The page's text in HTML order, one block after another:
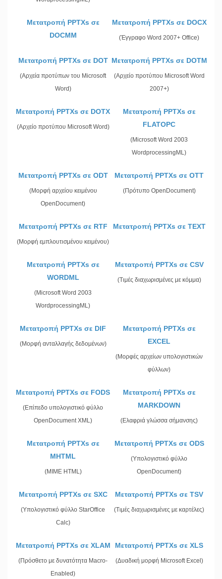
Μετατροπή PPTXs σε
DOCMM
Μετατροπή PPTXs σε DOCX
(Έγγραφο Word 2007+ Office)
Μετατροπή PPTXs σε DOT
(Αρχεία προτύπων του Microsoft
Word)
Μετατροπή PPTXs σε DOTM
(Αρχείο προτύπου Microsoft Word
2007+)
Μετατροπή PPTXs σε DOTX
(Αρχείο προτύπου Microsoft Word)
Μετατροπή PPTXs σε
FLATOPC
(Microsoft Word 2003
WordprocessingML)
Μετατροπή PPTXs σε ODT
(Μορφή αρχείου κειμένου
OpenDocument)
Μετατροπή PPTXs σε OTT
(Πρότυπο OpenDocument)
Μετατροπή PPTXs σε RTF
(Μορφή εμπλουτισμένου κειμένου)
Μετατροπή PPTXs σε TEXT
Μετατροπή PPTXs σε
WORDML
(Microsoft Word 2003
WordprocessingML)
Μετατροπή PPTXs σε CSV
(Τιμές διαχωρισμένες με κόμμα)
Μετατροπή PPTXs σε DIF
(Μορφή ανταλλαγής δεδομένων)
Μετατροπή PPTXs σε
EXCEL
(Μορφές αρχείων υπολογιστικών
φύλλων)
Μετατροπή PPTXs σε FODS
(Επίπεδο υπολογιστικό φύλλο
OpenDocument XML)
Μετατροπή PPTXs σε
MARKDOWN
(Ελαφριά γλώσσα σήμανσης)
Μετατροπή PPTXs σε
MHTML
(MIME HTML)
Μετατροπή PPTXs σε ODS
(Υπολογιστικό φύλλο
OpenDocument)
Μετατροπή PPTXs σε SXC
(Υπολογιστικό φύλλο StarOffice
Calc)
Μετατροπή PPTXs σε TSV
(Τιμές διαχωρισμένες με καρτέλες)
Μετατροπή PPTXs σε XLAM
(Πρόσθετο με δυνατότητα Macro-
Enabled)
Μετατροπή PPTXs σε XLS
(Δυαδική μορφή Microsoft Excel)